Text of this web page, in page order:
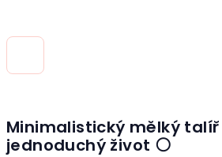
Minimalistický mělký
jednoduchý život ⚪